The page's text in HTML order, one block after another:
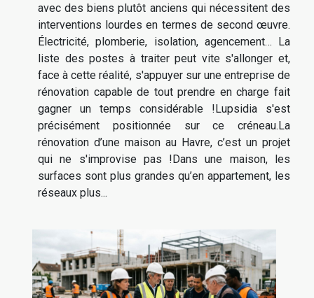
avec des biens plutôt anciens qui nécessitent des
interventions lourdes en termes de second œuvre.
Électricité, plomberie, isolation, agencement… La
liste des postes à traiter peut vite s'allonger et,
face à cette réalité, s'appuyer sur une entreprise de
rénovation capable de tout prendre en charge fait
gagner un temps considérable !Lupsidia s'est
précisément positionnée sur ce créneau.La
rénovation d’une maison au Havre, c’est un projet
qui ne s'improvise pas !Dans une maison, les
surfaces sont plus grandes qu’en appartement, les
réseaux plus...